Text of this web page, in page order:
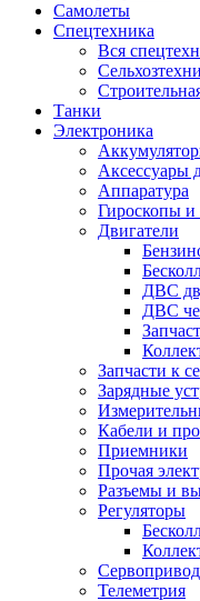
Самолеты
Спецтехника
Вся
Танки
Электроника
Аксессуары
Аппаратура
Гироскопы и
Двигатели
ДВС
ДВС
Запчасти к
Зарядные
Кабели и
Приемники
Прочая
Разъемы и
Регуляторы
Телеметрия